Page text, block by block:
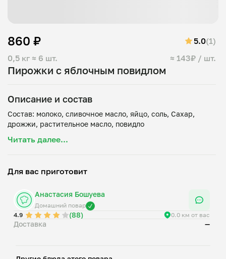
Пирожки с яблочным повидлом
0,5 кг ≈ 6 шт. ≈ 143₽ / шт.
860 ₽ 5.0(1)
Описание и состав
Состав: молоко, сливочное масло, яйцо, соль, Сахар,
Читать далее...
Для вас приготовит
Анастасия Бошуева
Домашний повар
4.9
(88) 0.0 км от вас
Доставка —